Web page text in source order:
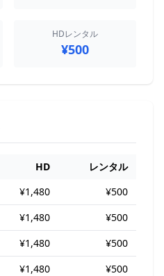
HDレンタル
¥500
HD
レンタル
¥1,480
¥500
¥1,480
¥500
¥1,480
¥500
¥1,480
¥500